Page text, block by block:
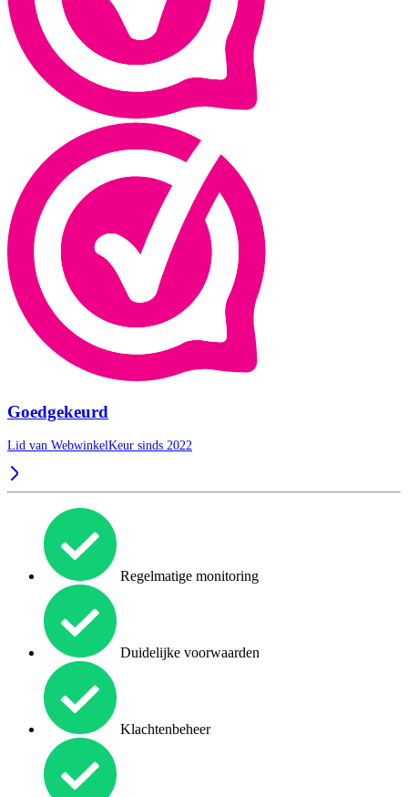
Goedgekeurd
Lid van WebwinkelKeur sinds 2022
Regelmatige monitoring
Duidelijke voorwaarden
Klachtenbeheer